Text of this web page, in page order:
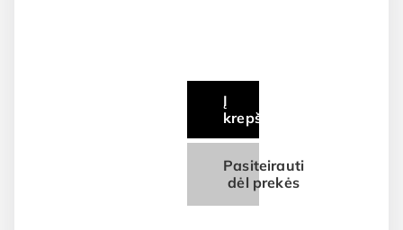
Į
krepšelį
Pasiteirauti
dėl prekės